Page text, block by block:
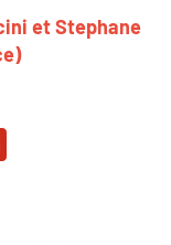
et Stephane